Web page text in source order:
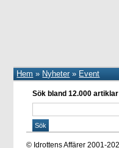
Hem » Nyheter» Event
Sök bland 12.000
© Idrottens Affärer 2001-